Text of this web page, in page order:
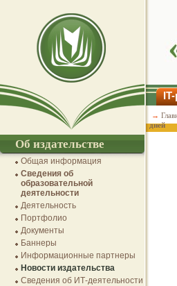
→
дней
Об издательстве
Общая информация
Сведения об
образовательной
деятельности
Деятельность
Портфолио
Документы
Баннеры
Информационные партнеры
Новости издательства
Сведения об ИТ-деятельности